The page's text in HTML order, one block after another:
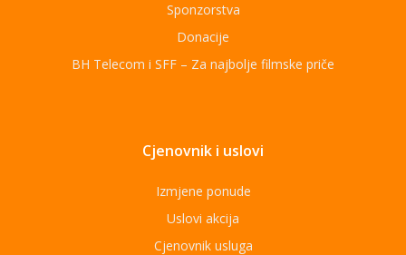
Sponzorstva
Donacije
BH Telecom i SFF – Za najbolje filmske priče
Cjenovnik i uslovi
Izmjene ponude
Uslovi akcija
Cjenovnik usluga